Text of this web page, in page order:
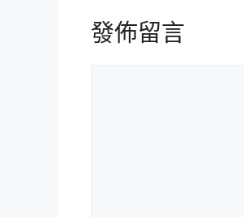
發佈留言